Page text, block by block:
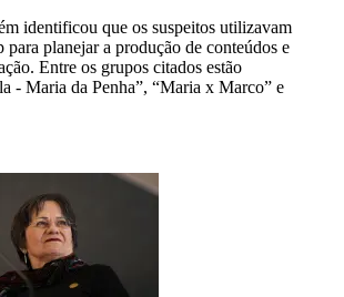
identificou que os suspeitos utilizavam
planejar a produção de conteúdos e
Entre os grupos citados estão
- Maria da Penha”, “Maria x Marco” e